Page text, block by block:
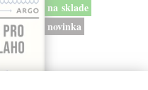
na sklade
novinka